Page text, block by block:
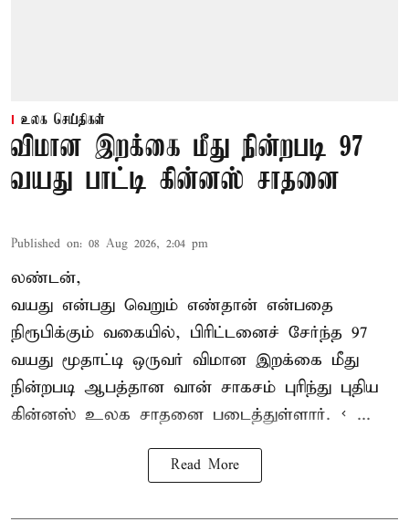
உலக செய்திகள்
விமான இறக்கை மீது நின்றபடி 97
வயது பாட்டி கின்னஸ் சாதனை
Published on: 08 Aug 2026, 2:04 pm
லண்டன்,
வயது என்பது வெறும் எண்தான் என்பதை
நிரூபிக்கும் வகையில், பிரிட்டனைச் சேர்ந்த 97
வயது மூதாட்டி ஒருவர் விமான இறக்கை மீது
நின்றபடி ஆபத்தான வான் சாகசம் புரிந்து புதிய
கின்னஸ் உலக சாதனை படைத்துள்ளார். < ...
Read More